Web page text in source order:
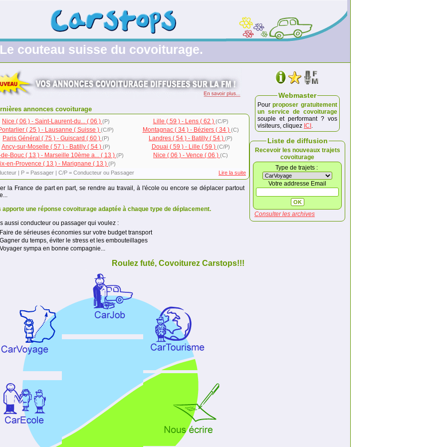
Le couteau suisse du covoiturage.
annonces covoiturage
Nice ( 06 ) - Saint-Laurent-du... ( 06 ) (P) Lille ( 59 ) - Lens ( 62 ) (C/P)
( 25 ) - Lausanne ( Suisse ) (C/P) Montagnac ( 34 ) - Béziers ( 34 ) (C)
Paris Général ( 75 ) - Guiscard ( 60 ) (P) Landres ( 54 ) - Batilly ( 54 ) (P)
Ancy-sur-Moselle ( 57 ) - Batilly ( 54 ) (P) Douai ( 59 ) - Lille ( 59 ) (C/P)
de-Bouc ( 13 ) - Marseille 10ème a... ( 13 ) (P) Nice ( 06 ) - Vence ( 06 ) (C)
en-Provence ( 13 ) - Marignane ( 13 ) (P)
| P = Passager | C/P = Conducteur ou Passager
Lire la suite
la France de part en part, se rendre au travail, à l'école ou encore se déplacer partout
apporte une réponse covoiturage adaptée à chaque type de déplacement.
aussi conducteur ou passager qui voulez :
Faire de sérieuses économies sur votre budget transport
Gagner du temps, éviter le stress et les embouteillages
Voyager sympa en bonne compagnie...
Roulez futé, Covoiturez Carstops!!!
Webmaster
Pour proposer gratuitement
un service de covoiturage
souple et performant ? vos
visiteurs, cliquez ICI .
Liste de diffusion
Recevoir les nouveaux trajets
covoiturage
Type de trajets :
Votre addresse Email
Consulter les archives